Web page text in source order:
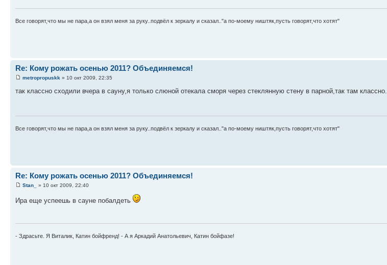
Все говорят,что мы не пара,а он взял меня за руку..подвёл к зеркалу и сказал.."а по-моему ништяк,пусть говорят,что хотят"
Re: Кому рожать осенью 2011? Объединяемся!
metropropuskk » 10 окт 2009, 22:35
так классно сходили вчера в сауну,я только слюной отекала сморя через стеклянную стену в парной,так там классно.
Все говорят,что мы не пара,а он взял меня за руку..подвёл к зеркалу и сказал.."а по-моему ништяк,пусть говорят,что хотят"
Re: Кому рожать осенью 2011? Объединяемся!
Stan_ » 10 окт 2009, 22:40
Ира еще успеешь в сауне побалдеть
- Здрасьте. Я Виталик, Катин бойфренд! - А я Аркадий Анатольевич, Катин бойфазе!